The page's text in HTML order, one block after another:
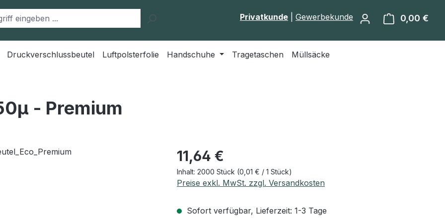
Privatkunde Gewerbekunde 0,00 €
Druckverschlussbeutel Luftpolsterfolie Handschuhe Tragetaschen Müllsäcke
- Premium
Regulärer Preis:
11,64 €
Inhalt: 2000 Stück (0,01 € / 1 Stück)
Preise exkl. MwSt. zzgl. Versandkosten
Sofort verfügbar, Lieferzeit: 1-3 Tage